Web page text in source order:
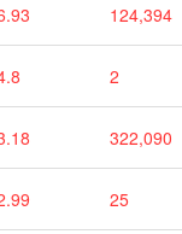
124,394
2
322,090
25